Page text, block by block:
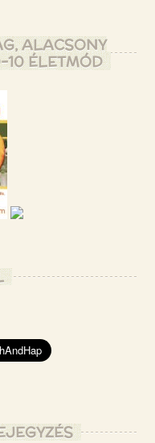
ALACSONY
10 ÉLETMÓD